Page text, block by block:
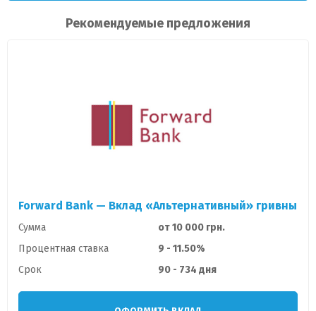
Рекомендуемые предложения
Forward Bank — Вклад «Альтернативный» гривны
Сумма
от 10 000 грн.
Процентная ставка
9 - 11.50%
Срок
90 - 734 дня